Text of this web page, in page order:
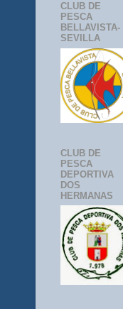
CLUB DE
PESCA
BELLAVISTA-
SEVILLA
CLUB DE
PESCA
DEPORTIVA
DOS
HERMANAS